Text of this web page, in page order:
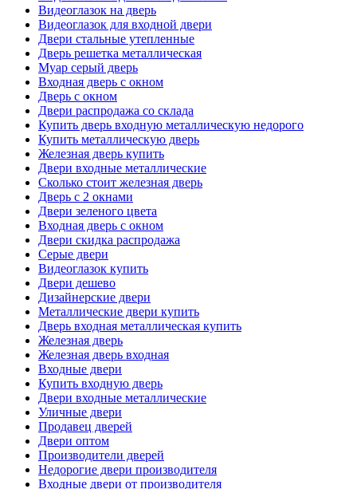
Видеоглазок на дверь
Видеоглазок для входной двери
Двери стальные утепленные
Дверь решетка металлическая
Муар серый дверь
Входная дверь с окном
Дверь с окном
Двери распродажа со склада
Купить дверь входную металлическую недорого
Купить металлическую дверь
Железная дверь купить
Двери входные металлические
Сколько стоит железная дверь
Дверь с 2 окнами
Двери зеленого цвета
Входная дверь с окном
Двери скидка распродажа
Серые двери
Видеоглазок купить
Двери дешево
Дизайнерские двери
Металлические двери купить
Дверь входная металлическая купить
Железная дверь
Железная дверь входная
Входные двери
Купить входную дверь
Двери входные металлические
Уличные двери
Продавец дверей
Двери оптом
Производители дверей
Недорогие двери производителя
Входные двери от производителя